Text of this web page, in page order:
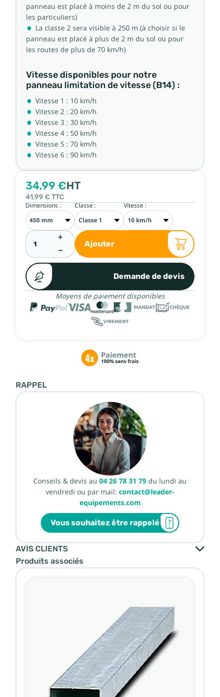
panneau est placé à moins de 2 m du sol ou pour
les particuliers)
La classe 2 sera visible à 250 m (à choisir si le
panneau est placé à plus de 2 m du sol ou pour
les routes de plus de 70 km/h)
Vitesse disponibles pour notre
panneau limitation de vitesse (B14) :
Vitesse 1 : 10 km/h
Vitesse 2 : 20 km/h
Vitesse 3 : 30 km/h
Vitesse 4 : 50 km/h
Vitesse 5 : 70 km/h
Vitesse 6 : 90 km/h
34,99 €HT
41,99 € TTC
Dimensions : Classe : Vitesse :
+
−
Ajouter
Demande de devis
Moyens de paiement disponibles
RAPPEL
Conseils & devis au 04 26 78 31 79 du lundi au
vendredi ou par mail: contact@leader-
equipements.com
Vous souhaitez être rappelé
AVIS CLIENTS
Produits associés